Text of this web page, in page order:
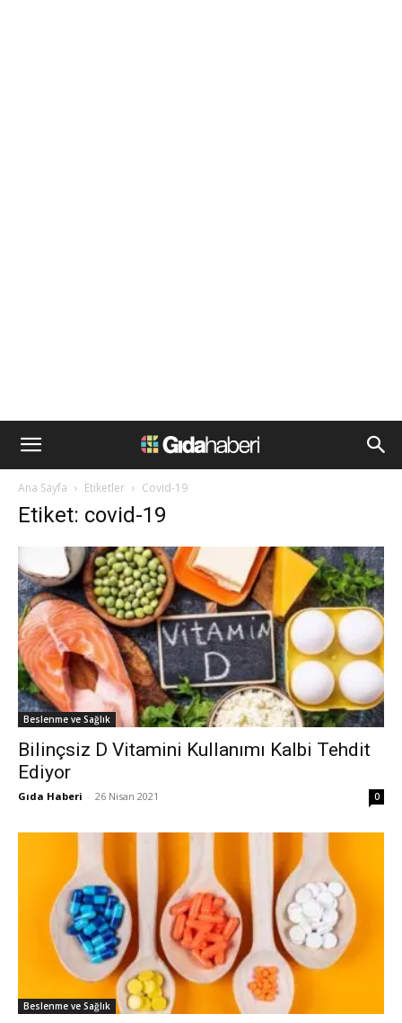
Ana Sayfa Etiketler Covid-19
Etiket: covid-19
Beslenme ve Sağlık
Bilinçsiz D Vitamini Kullanımı Kalbi Tehdit
Ediyor
Gıda Haberi - 26 Nisan 2021 0
Beslenme ve Sağlık